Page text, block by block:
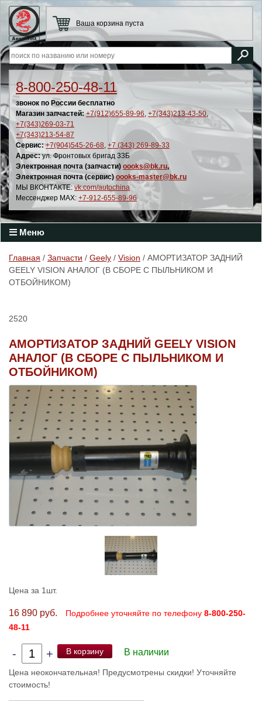
8-800-250-48-11
звонок по России бесплатно
Магазин запчастей: +7(912)655-89-96, +7(343)213-43-50,
+7(343)269-03-71
+7(343)213-54-87
Сервис: +7(904)545-26-68, +7 (343) 269-89-33
Адрес:ул. Фронтовых бригад 33Б
Электронная почта (запчасти) oooks@bk.ru,
Электронная почта (сервис) oooks-master@bk.ru
МЫ ВКОНТАКТЕ: vk.com/autochina
Мессенджер MAX: +7-912-655-89-96
Ваша корзина пуста
Меню
Главная / Запчасти / Geely / Vision / АМОРТИЗАТОР ЗАДНИЙ
GEELY VISION АНАЛОГ (В СБОРЕ С ПЫЛЬНИКОМ И
ОТБОЙНИКОМ)
2520
АМОРТИЗАТОР ЗАДНИЙ GEELY VISION
АНАЛОГ (В СБОРЕ С ПЫЛЬНИКОМ И
ОТБОЙНИКОМ)
Цена за 1шт.
16 890 руб. Подробнее уточняйте по телефону 8-800-250-
48-11
- + В корзину В наличии
Цена неокончательная! Предусмотрены скидки! Уточняйте
стоимость!